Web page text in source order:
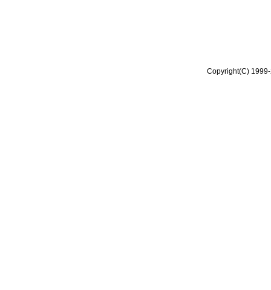
Copyright(C)